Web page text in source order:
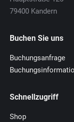
79400 Kandern
Buchen Sie uns
Buchungsanfrage
Schnellzugriff
Shop